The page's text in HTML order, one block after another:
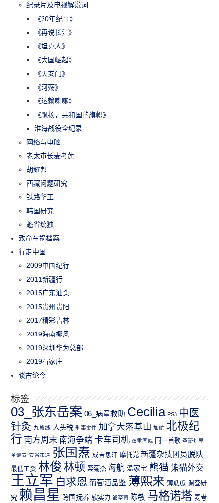
纪录片及电视解说词
《30年纪事》
《再说长江》
《坦克人》
《大国崛起》
《天安门》
《河殇》
《达赖喇嘛》
《飘扬，共和国的旗帜》
淮海战役全纪录
网络与电脑
老太市长麦考莲
胡耀邦
西藏问题研究
铁路华工
韩国研究
魁省统独
致命车祸档案
行走中国
2009中国纪行
2011新疆行
2015广东汕头
2015贵州贵阳
2017精彩吉林
2019海南椰风
2019深圳华为总部
2019石家庄
谈古论今
标签
03_张东岳案 06_病童救助 Cecilia PS3 中医
针灸 九段线 人头税 刑事案件 加拿大落基山 加航 北极纪
行 南方周末 南海争端 卡车司机 双重国籍 同一首歌 圣诞灯屋
圣诞节 安省市选 张国焘 成吉思汗 摩托党 新疆杂技团员脱队
最低工资 林俊 林顿 栾菊杰 海航 温家宝 熊猫 熊猫外交
王立军 白求恩 葡萄酒品鉴 薄熙来 薄瓜瓜 调查研
究 赖昌星 跨国抚养 软实力 邹至蕙 陈敏 马格诺塔 麦考